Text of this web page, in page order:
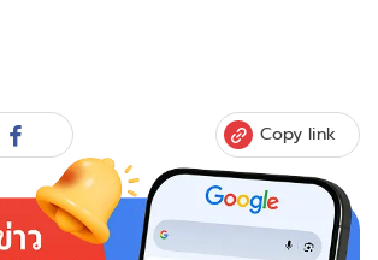
Copy link